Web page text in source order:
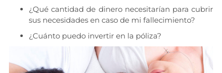
¿Qué cantidad de dinero necesitarían para cubrir
sus necesidades en caso de mi fallecimiento?
¿Cuánto puedo invertir en la póliza?